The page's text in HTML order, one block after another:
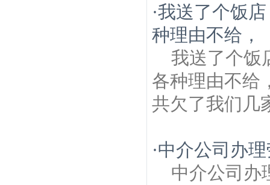
·我送了个饭
种理由不给，
我送了个饭
各种理由不给
共欠了我们几
·中介公司办
中介公司办